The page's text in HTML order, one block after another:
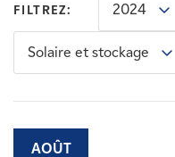
Nouvelles
Contactez-nous
FILTREZ: 2024
Solaire et stockage
AOÛT